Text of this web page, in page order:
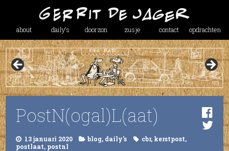
about daily’s doorzon zusje contact opdrachten
PostN(ogal)L(aat)
13 januari 2020 blog, daily's cbr, kerstpost,
postlaat, postnl